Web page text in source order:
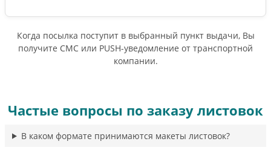
Когда посылка поступит в выбранный пункт выдачи, Вы
получите СМС или PUSH-уведомление от транспортной
компании.
Частые вопросы по заказу листовок
В каком формате принимаются макеты листовок?